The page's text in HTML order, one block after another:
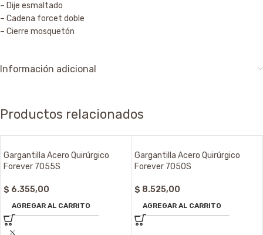
– Dije esmaltado
– Cadena forcet doble
– Cierre mosquetón
Información adicional
Productos relacionados
Gargantilla Acero Quirúrgico
Forever 7055S
$ 6.355,00
AGREGAR AL CARRITO
Gargantilla Acero Quirúrgico
Forever 7050S
$ 8.525,00
AGREGAR AL CARRITO